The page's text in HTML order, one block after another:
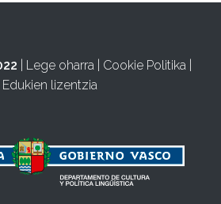
Lege oharra Cookie Politika
Edukien lizentzia